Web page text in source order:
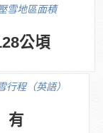
雪地區面積
公頃
行程（英語）
有